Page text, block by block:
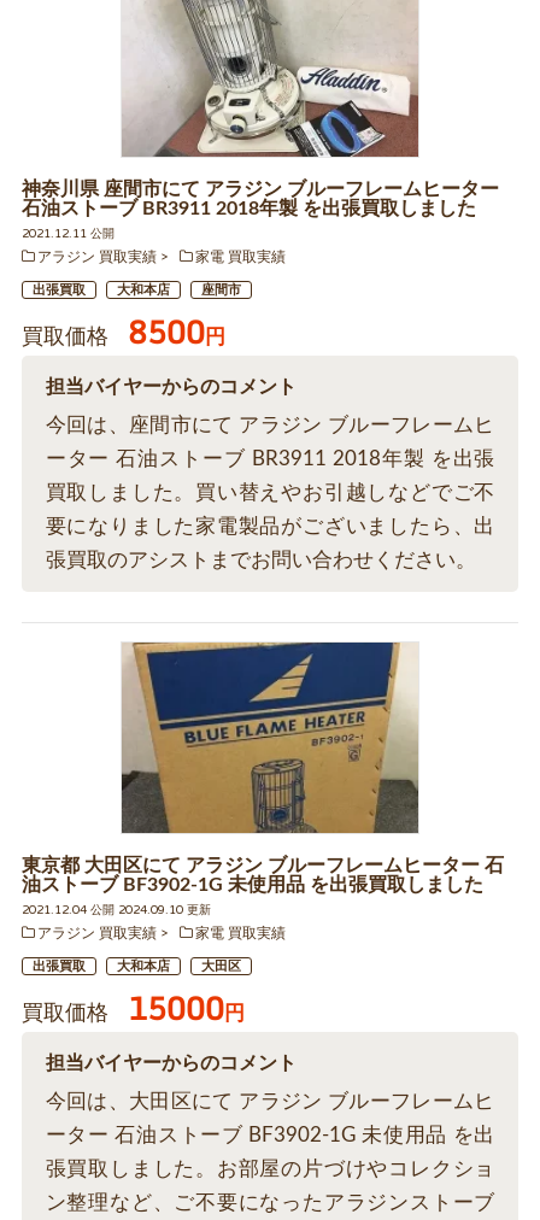
神奈川県 座間市にて アラジン ブルーフレームヒーター
石油ストーブ BR3911 2018年製 を出張買取しました
2021.12.11 公開
アラジン 買取実績
家電 買取実績
出張買取 大和本店 座間市
買取価格 8500円
担当バイヤーからのコメント
今回は、座間市にて アラジン ブルーフレームヒ
ーター 石油ストーブ BR3911 2018年製 を出張
買取しました。買い替えやお引越しなどでご不
要になりました家電製品がございましたら、出
張買取のアシストまでお問い合わせください。
東京都 大田区にて アラジン ブルーフレームヒーター 石
油ストーブ BF3902-1G 未使用品 を出張買取しました
2021.12.04 公開 2024.09.10 更新
アラジン 買取実績
家電 買取実績
出張買取 大和本店 大田区
買取価格 15000円
担当バイヤーからのコメント
今回は、大田区にて アラジン ブルーフレームヒ
ーター 石油ストーブ BF3902-1G 未使用品 を出
張買取しました。お部屋の片づけやコレクショ
ン整理など、ご不要になったアラジンストーブ